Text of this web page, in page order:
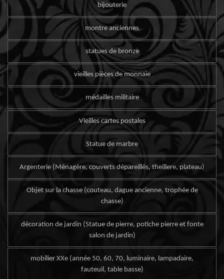
bijouterie
montre anciennes
statues de bronze
vieilles pièces de monnaie
médailles militaire
Vieilles cartes postales
Statue de marbre
Argenterie (Ménagère, couverts dépareillés, theillere, plateau)
Objet sur la chasse (couteau, dague ancienne, trophée de
chasse)
décoration de jardin (Statue de pierre, potiche pierre et fonte
salon de jardin)
mobilier XXe (année 50, 60, 70, luminaire, lampadaire,
fauteuil, table basse)